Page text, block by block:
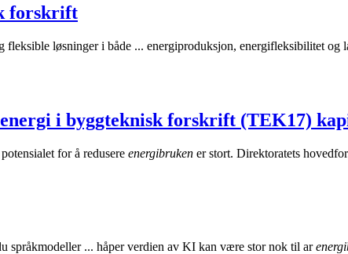
forskrift
fleksible løsninger i både ... energiproduksjon, energifleksibilitet og
i byggteknisk forskrift (TEK17)
for å redusere energibruken er stort. Direktoratets
språkmodeller ... håper verdien av KI kan være stor nok til ar